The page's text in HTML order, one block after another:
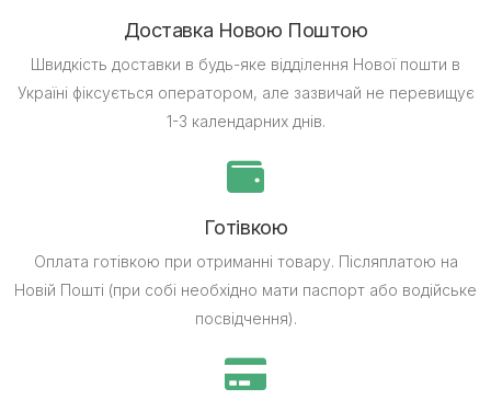
Доставка Новою Поштою
Швидкість доставки в будь-яке відділення Нової пошти в
Україні фіксується оператором, але зазвичай не перевищує
1-3 календарних днів.
Готівкою
Оплата готівкою при отриманні товару. Післяплатою на
Новій Пошті (при собі необхідно мати паспорт або водійське
посвідчення).